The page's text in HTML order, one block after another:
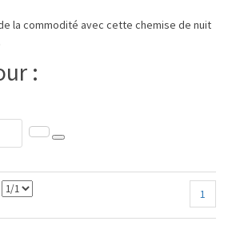
la commodité avec cette chemise de nuit
:
1